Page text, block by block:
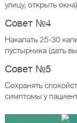
улицу, открыть
Совет №4
Накапать 25-30
пустырника (дать
Совет №5
Сохранять
симптомы у